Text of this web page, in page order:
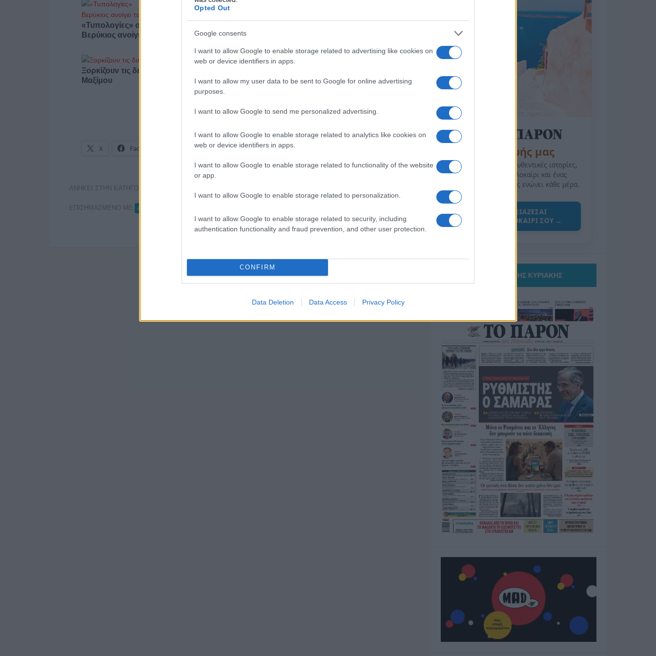
Opted Out
Google consents
I want to allow Google to enable storage related to advertising like cookies on
web or device identifiers in apps.
I want to allow my user data to be sent to Google for online advertising
purposes.
I want to allow Google to send me personalized advertising.
I want to allow Google to enable storage related to analytics like cookies on
web or device identifiers in apps.
I want to allow Google to enable storage related to functionality of the website
or app.
I want to allow Google to enable storage related to personalization.
I want to allow Google to enable storage related to security, including
authentication functionality and fraud prevention, and other user protection.
CONFIRM
Data Deletion Data Access Privacy Policy
«Τυπολογίες» στο YouTube: Ο Δήμος
Βερύκιος ανοίγει τα χαρτιά του – Vidcast
Ξορκίζουν τις διπλές εκλογές στο
Μαξίμου
βοριάδες και σταδιακή άνοδο της
X Facebook LinkedIn
ΑΝΗΚΕΙ ΣΤΗΝ ΚΑΤΗΓΟΡΙΑ:
ΕΠΙΣΗΜΑΣΜΕΝΟ ΜΕ: ANT1
της Ζωής μας
Οι άνθρωποι, οι αυθεντικές ιστορίες,
το ελληνικό καλοκαίρι και ένας
πολιτισμός που μας ενώνει κάθε μέρα.
ΟΣΑ ΧΡΕΙΑΖΕΣΑΙ
ΓΙΑ ΤΟ ΚΑΛΟΚΑΙΡΙ ΣΟΥ →
ΤΟ ΠΑΡΟΝ ΤΗΣ ΚΥΡΙΑΚΗΣ